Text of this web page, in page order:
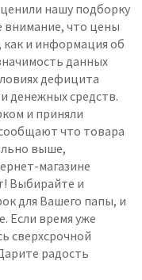
нашу подборку
внимание, что цены
как и информация об
данных
дефицита
денежных средств.
и приняли
что товара
выше,
магазине
Выбирайте и
для Вашего папы, и
Если время уже
сверхсрочной
радость